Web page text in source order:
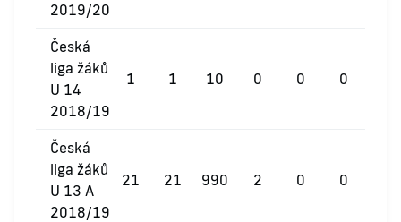
2019/20
Česká
liga žáků
U 14
2018/19
1 1 10 0 0 0
Česká
liga žáků
U 13 A
2018/19
21 21 990 2 0 0